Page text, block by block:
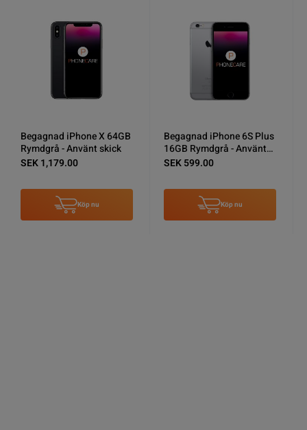
Begagnad iPhone 6S Plus
16GB Rymdgrå - Använt
skick
SEK 599.00
Köp nu
Begagnad Samsung
Galaxy A40 64GB Svart -
Använt skick
SEK 849.00
Köp nu